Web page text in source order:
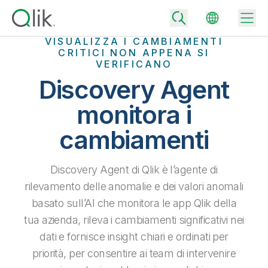
Back
Community
Assistenza clienti
Portale dei clienti
Back
Azienda
Opportunità di lavoro
Back
Perché Qlik
Integrazioni e partner tecnologici
Aumenta il valore degli strumenti di analisi e integrazione di Qlik
Analisi e AI
Tutti i prodotti
Piani per integrazione e qualità dei dati
Fornisci rapidamente dati affidabili per supportare decisioni più
intelligenti con il giusto piano di integrazione dei dati.
Piani per analytics
Ottieni insight e risultati migliori con il giusto piano di analytics.
Eventi e Webinar
Libreria risorse
VISUALIZZA I CAMBIAMENTI
CRITICI NON APPENA SI
VERIFICANO
Discovery Agent
monitora i
cambiamenti
Discovery Agent di Qlik è l’agente di
rilevamento delle anomalie e dei valori anomali
basato sull’AI che monitora le app Qlik della
tua azienda, rileva i cambiamenti significativi nei
dati e fornisce insight chiari e ordinati per
priorità, per consentire ai team di intervenire